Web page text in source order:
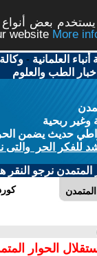
بعض
website
أنباء العلمانية -
اخبار الطب والعلوم
وغير ربحية
حديث يضمن الحرية
للفكر الحر والتى
نرجو النقر
المتمدن
الحوار